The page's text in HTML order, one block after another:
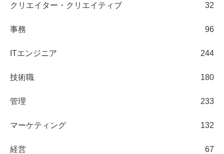
クリエイター・クリエイティブ 32
事務 96
ITエンジニア 244
技術職 180
管理 233
マーケティング 132
経営 67